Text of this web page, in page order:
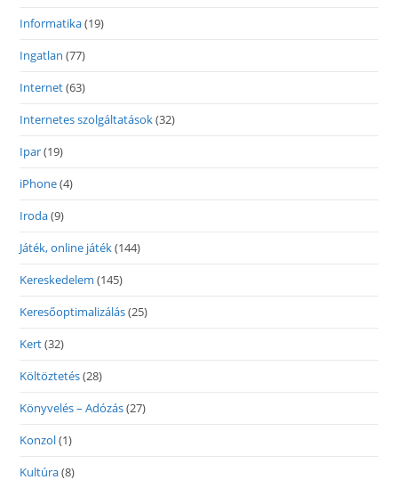
Informatika(19)
Ingatlan (77)
Internet(63)
Internetes szolgáltatások(32)
Ipar(19)
iPhone(4)
Iroda(9)
Játék, online játék(144)
Kereskedelem (145)
Keresőoptimalizálás(25)
Kert(32)
Költöztetés(28)
Könyvelés – Adózás(27)
Konzol(1)
Kultúra(8)